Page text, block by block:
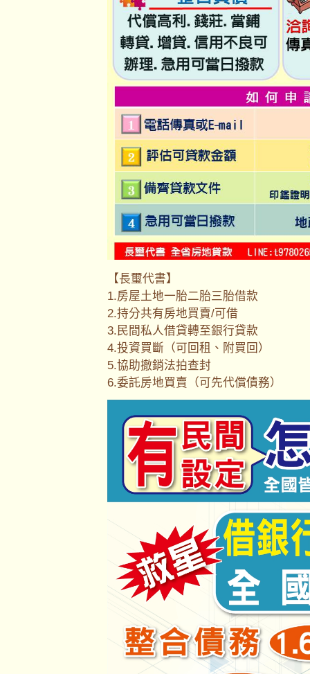
【長璽代書】
1.房屋土地一胎二胎三胎借款
2.持分共有房地買賣/可借
3.民間私人借貸轉至銀行貸款
4.投資買斷（可回租、附買回）
5.協助撤銷法拍查封
6.委託房地買賣（可先代償債務）